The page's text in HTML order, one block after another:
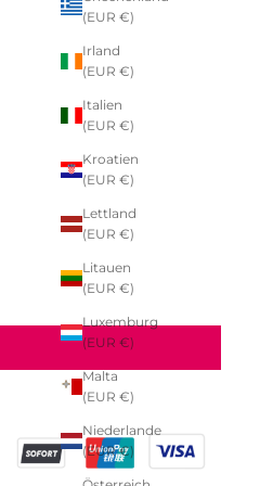
(EUR €)
Irland
(EUR €)
Italien
(EUR €)
Kroatien
(EUR €)
Lettland
(EUR €)
Litauen
(EUR €)
Luxemburg
(EUR €)
Malta
(EUR €)
Niederlande
(EUR €)